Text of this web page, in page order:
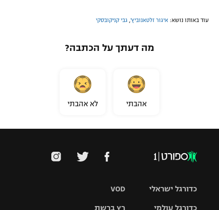
עוד באותו נושא: איגור זלטאנוביץ' גבי קניקובסקי
מה דעתך על הכתבה?
אהבתי לא אהבתי
VOD
רץ ברשת
כדורגל ישראלי
כדורגל עולמי